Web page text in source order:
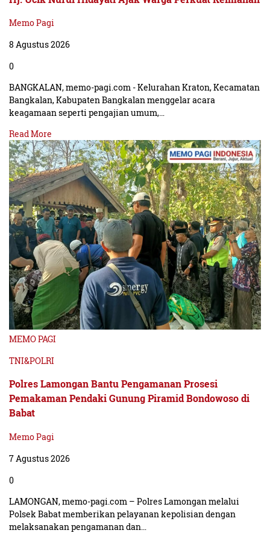
Memo Pagi
8 Agustus 2026
0
BANGKALAN, memo-pagi.com - Kelurahan Kraton, Kecamatan
Bangkalan, Kabupaten Bangkalan menggelar acara
keagamaan seperti pengajian umum,…
Read More
MEMO PAGI
TNI&POLRI
Polres Lamongan Bantu Pengamanan Prosesi
Pemakaman Pendaki Gunung Piramid Bondowoso di
Babat
Memo Pagi
7 Agustus 2026
0
LAMONGAN, memo-pagi.com – Polres Lamongan melalui
Polsek Babat memberikan pelayanan kepolisian dengan
melaksanakan pengamanan dan…